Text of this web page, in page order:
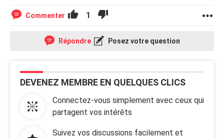
Commenter 1
Répondre Posez votre question
DEVENEZ MEMBRE EN QUELQUES CLICS
Connectez-vous simplement avec ceux qui
partagent vos intérêts
Suivez vos discussions facilement et